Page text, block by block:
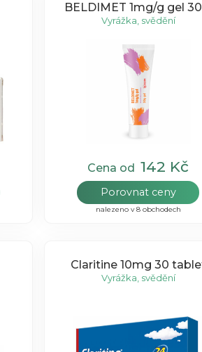
BELDIMET 1mg/g gel
Vyrážka, svědění
Cena od 142 Kč
Porovnat ceny
nalezeno v 8 obchodech
Claritine 10mg 30
Vyrážka, svědění